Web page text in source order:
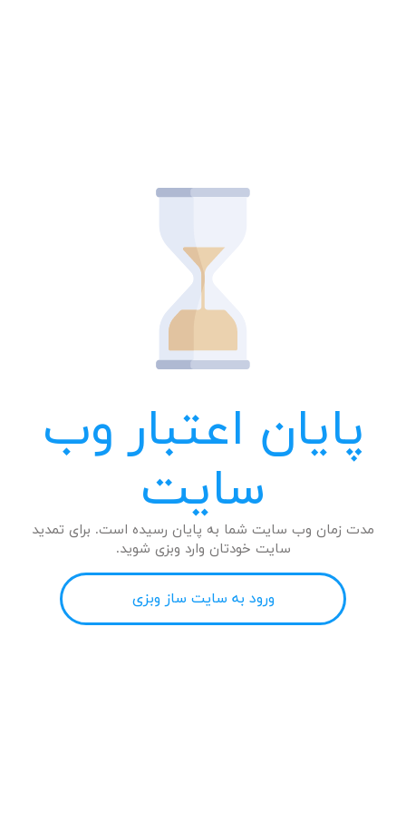
پایان اعتبار وب
سایت
مدت زمان وب سایت شما به پایان رسیده است. برای تمدید
سایت خودتان وارد وبزی شوید.
ورود به سایت ساز وبزی